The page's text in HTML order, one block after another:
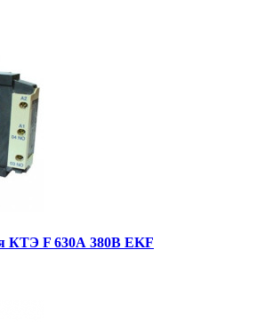
КТЭ F 630А 380В EKF